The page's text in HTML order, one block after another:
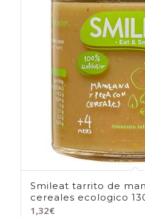
Smileat tarrito de
cereales ecologico
1,32€